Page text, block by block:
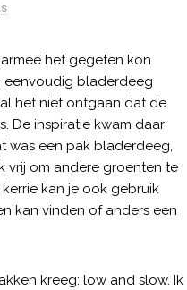
het gegeten kon
eenvoudig bladerdeeg
het niet ontgaan dat de
De inspiratie kwam daar
was een pak bladerdeeg,
vrij om andere groenten te
kan je ook gebruik
kan vinden of anders een
kreeg: low and slow. Ik